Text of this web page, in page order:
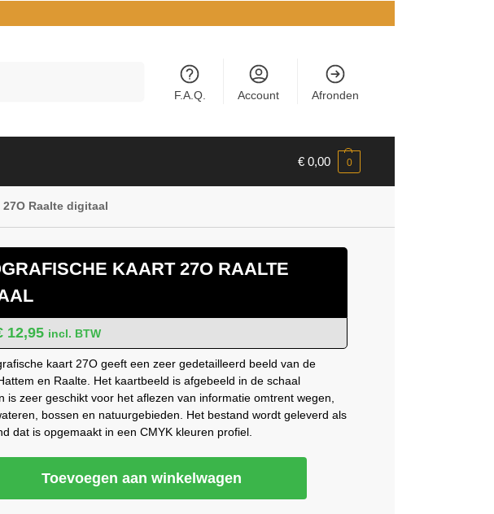
F.A.Q. Account Afronden
€ 0,00 0
Raalte digitaal
KAART 27O RAALTE
12,95 incl. BTW
kaart 27O geeft een zeer gedetailleerd beeld van de
en Raalte. Het kaartbeeld is afgebeeld in de schaal
is zeer geschikt voor het aflezen van informatie omtrent wegen,
bossen en natuurgebieden. Het bestand wordt geleverd als
dat is opgemaakt in een CMYK kleuren profiel.
Toevoegen aan winkelwagen